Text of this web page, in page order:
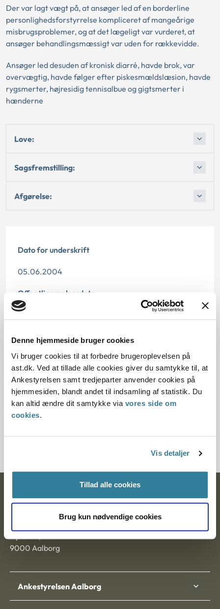
Denne hjemmeside bruger cookies
Vi bruger cookies til at forbedre brugeroplevelsen på
ast.dk. Ved at tillade alle cookies giver du samtykke til, at
Ankestyrelsen samt tredjeparter anvender cookies på
hjemmesiden, blandt andet til indsamling af statistik. Du
kan altid ændre dit samtykke via vores side om
cookies.
Vis detaljer
Tillad alle cookies
Brug kun nødvendige cookies
Der var lagt vægt på, at ansøger led af en borderline
personlighedsforstyrrelse kompliceret af mangeårige
misbrugsproblemer, og at det lægeligt var vurderet, at
ansøger behandlingsmæssigt var uden for rækkevidde.
Ansøger led desuden af kronisk diarré, havde brok, var
overvægtig, havde følger efter piskesmældslæsion, havde
rygsmerter, højresidig tennisalbue og gigtsmerter i
hænderne
Love:
Sagsfremstilling:
Afgørelse:
Dato for underskrift
05.06.2004
Offentliggørelsesdato
11.07.2013
Denne principafgørelse er kasseret den 2. juli 2019,
Paragraf
§ 20 § 16 § 17 § 20i
Journalnummer
6000096-04
Ankestyrelsen
Nytorv 7, 2. sal
9000 Aalborg
Ankestyrelsen Aalborg